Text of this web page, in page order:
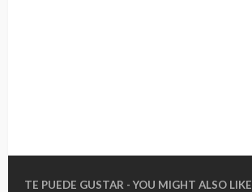
TE PUEDE GUSTAR - YOU MIGHT ALSO LIKE